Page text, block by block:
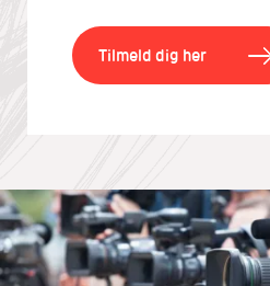
Tilmeld dig her